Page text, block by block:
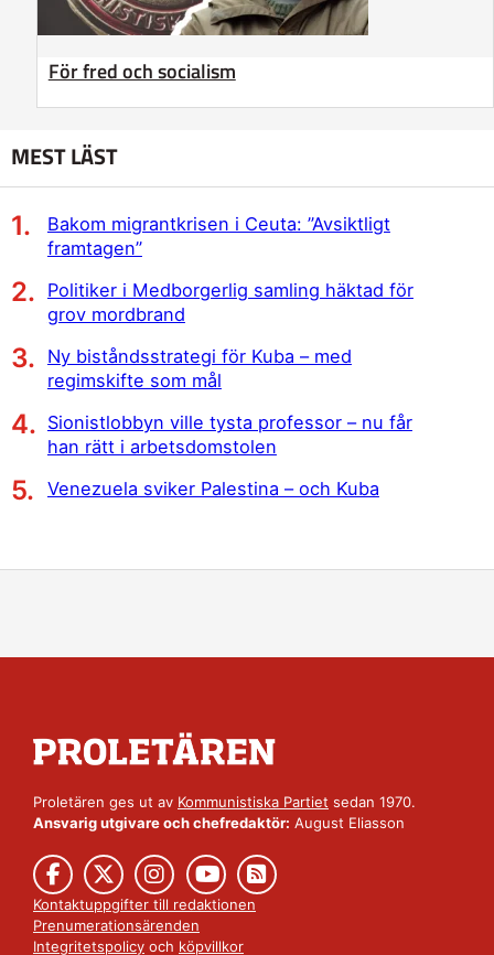
För fred och socialism
MEST LÄST
Bakom migrantkrisen i Ceuta: ”Avsiktligt
framtagen”
Politiker i Medborgerlig samling häktad för
grov mordbrand
Ny biståndsstrategi för Kuba – med
regimskifte som mål
Sionistlobbyn ville tysta professor – nu får
han rätt i arbetsdomstolen
Venezuela sviker Palestina – och Kuba
Proletären ges ut av Kommunistiska Partiet sedan 1970.
Ansvarig utgivare och chefredaktör: August Eliasson
Kontaktuppgifter till redaktionen
Prenumerationsärenden
Integritetspolicy och köpvillkor